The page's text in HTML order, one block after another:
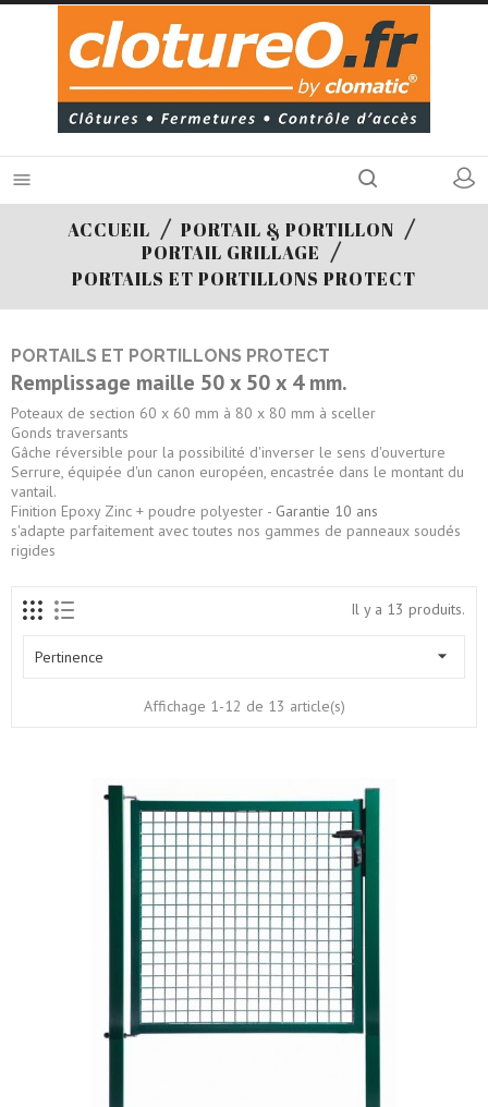

ACCUEIL
PORTAIL & PORTILLON
PORTAIL GRILLAGE
PORTAILS ET PORTILLONS PROTECT
PORTAILS ET PORTILLONS PROTECT
Remplissage maille 50 x 50 x 4 mm.
Poteaux de section 60 x 60 mm à 80 x 80 mm à sceller
Gonds traversants
Gâche réversible pour la possibilité d'inverser le sens d'ouverture
Serrure, équipée d'un canon européen, encastrée dans le montant du
vantail.
Finition Epoxy Zinc + poudre polyester - Garantie 10 ans
s'adapte parfaitement avec toutes nos gammes de panneaux soudés
rigides
Il y a 13 produits.
Pertinence 
Affichage 1-12 de 13 article(s)